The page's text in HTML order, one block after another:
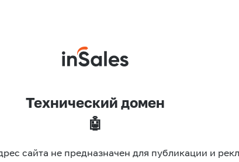
Технический домен
🤖
сайта не предназначен для публикации и